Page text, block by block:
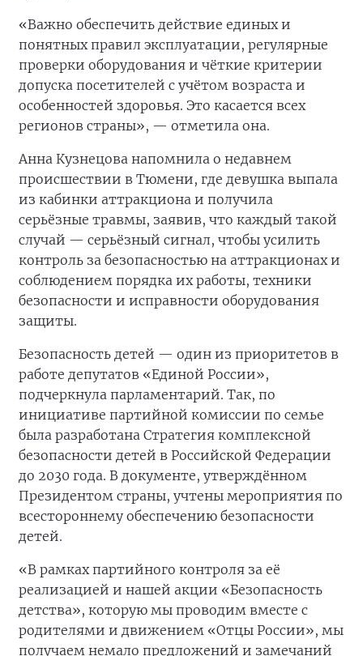
«Важно обеспечить действие единых и
понятных правил эксплуатации, регулярные
проверки оборудования и чёткие критерии
допуска посетителей с учётом возраста и
особенностей здоровья. Это касается всех
регионов страны», — отметила она.
Анна Кузнецова напомнила о недавнем
происшествии в Тюмени, где девушка выпала
из кабинки аттракциона и получила
серьёзные травмы, заявив, что каждый такой
случай — серьёзный сигнал, чтобы усилить
контроль за безопасностью на аттракционах и
соблюдением порядка их работы, техники
безопасности и исправности оборудования
защиты.
Безопасность детей — один из приоритетов в
работе депутатов «Единой России»,
подчеркнула парламентарий. Так, по
инициативе партийной комиссии по семье
была разработана Стратегия комплексной
безопасности детей в Российской Федерации
до 2030 года. В документе, утверждённом
Президентом страны, учтены мероприятия по
всестороннему обеспечению безопасности
детей.
«В рамках партийного контроля за её
реализацией и нашей акции «Безопасность
детства», которую мы проводим вместе с
родителями и движением «Отцы России», мы
получаем немало предложений и замечаний